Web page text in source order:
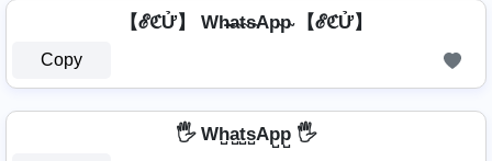
【ℰℭỬ】 Wh̴̶a̴t̴s̴Ap̴p̴ 【ℰℭỬ】
Copy
🖐️ Wh̺a̺t̺s̺Ap̺p̺ 🖐️